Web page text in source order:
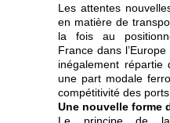
Les attentes
en matière de
la fois au
France dans
inégalement
une part modale
compétitivité des ports
Une nouvelle forme